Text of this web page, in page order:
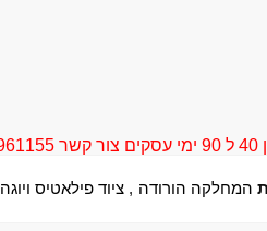
המחלקה הורודה ,ציוד פילאטיס ויוגה